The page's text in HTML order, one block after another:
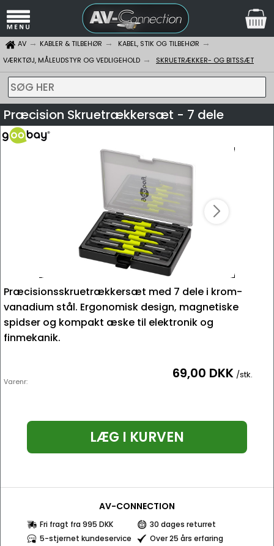
AV KABLER & TILBEHØR
KABEL, STIK OG TILBEHØR
VÆRKTØJ, MÅLEUDSTYR OG VEDLIGEHOLD
SKRUETRÆKKER- OG BITSSÆT
SØG HER
Præcision Skruetrækkersæt - 7 dele
Præcisionsskruetrækkersæt med 7 dele i krom-
vanadium stål. Ergonomisk design, magnetiske
spidser og kompakt æske til elektronik og
finmekanik.
Varenr: 69,00 DKK /stk.
LÆG I KURVEN
AV-CONNECTION
Fri fragt fra 995 DKK
30 dages returret
5-stjernet kundeservice
Over 25 års erfaring